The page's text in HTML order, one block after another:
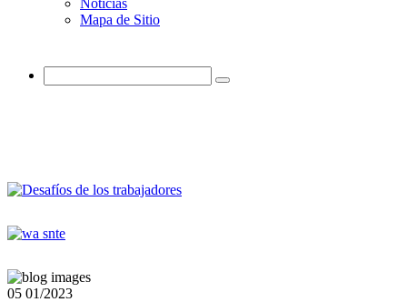
Noticias
Mapa de Sitio
05 01/2023